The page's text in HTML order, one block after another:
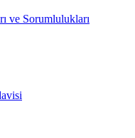
ve Sorumlulukları